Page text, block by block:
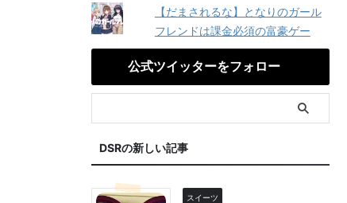
【だまされるな】となりのガール
フレンドは課金必須の富豪ゲー
公式ツイッターをフォロー
DSRの新しい記事
スイーツ